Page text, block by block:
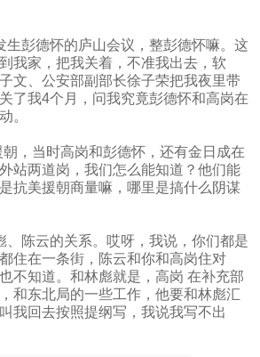
生彭德怀的庐山会议，整彭德怀嘛。这
我家，把我关着，不准我出去，软
文、公安部副部长徐子荣把我夜里带
了我4个月，问我究竟彭德怀和高岗在
。
，当时高岗和彭德怀，还有金日成在
站两道岗，我们怎么能知道？他们能
抗美援朝商量嘛，哪里是搞什么阴谋
、陈云的关系。哎呀，我说，你们都是
住在一条街，陈云和你和高岗住对
不知道。和林彪就是，高岗 在补充部
和东北局的一些工作，他要和林彪汇
我回去按照提纲写，我说我写不出